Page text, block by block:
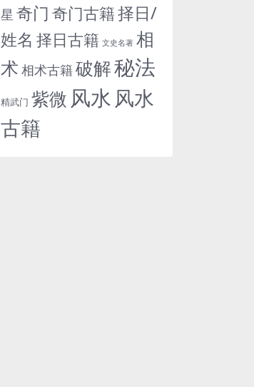
星 奇门 奇门古籍择日/
姓名 择日古籍 文史名著 相
术 相术古籍破解秘法
精武门 紫微 风水 风水
古籍